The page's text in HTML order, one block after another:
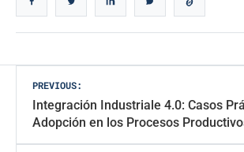
Navegación
de
entradas
PREVIOUS:
Integración Industriale 4.0: Casos
Adopción en los Procesos